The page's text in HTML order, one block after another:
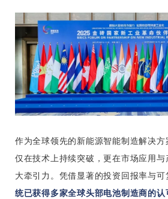
作为全球领先的新能源智能制造解决
仅在技术上持续突破，更在市场应用
大牵引力。凭借显著的投资回报率与可
统已获得多家全球头部电池制造商的